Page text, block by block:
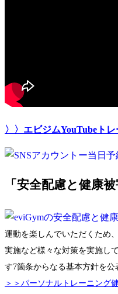
〉〉エビジムYouTubeト
「安全配慮と健康
運動を楽しんでいただくため
実施など様々な対策を実施し
す7箇条からなる基本方針を公
＞＞パーソナルトレーニング